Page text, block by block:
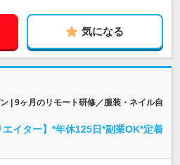
気になる
| 9ヶ月のリモート研修／服装・ネイル自
イター】*年休125日*副業OK*定着